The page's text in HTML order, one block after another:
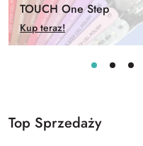
TOUCH One Step
Kup teraz!
Top Sprzedaży